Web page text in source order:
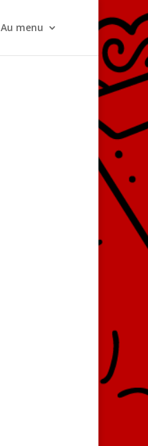
Au menu